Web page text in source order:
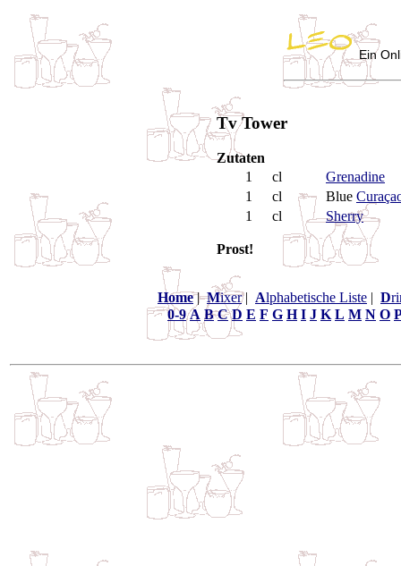
Ein
Tv Tower
Zutaten
1
cl
Grenadine
1
cl Blue
1
cl Sherry
Prost!
Home|Mixer| Alphabetische Liste | D
0-9 A B C D E F G H I J K L M N O